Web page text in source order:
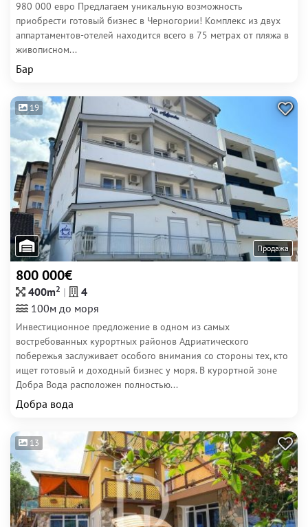
980 000 евро Предлагаем уникальную возможность
приобрести готовый бизнес в Черногории! Комплекс из двух
аппартаментов-отелей находится всего в 75 метрах от пляжа в
живописном...
Бар
19
Продажа
800 000€
400m2
4
100м до моря
Инвестиционное предложение в одном из самых
востребованных курортных районов Адриатического
побережья заслуживает особого внимания со стороны тех, кто
ищет готовый и доходный бизнес у моря. В курортной зоне
Добра Вода расположен полностью...
Добра вода
13